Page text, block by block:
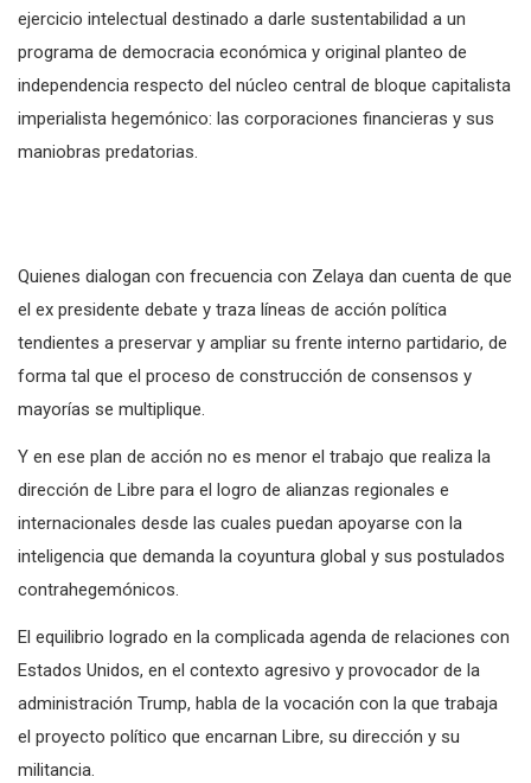
ejercicio intelectual destinado a darle sustentabilidad a un
programa de democracia económica y original planteo de
independencia respecto del núcleo central de bloque capitalista
imperialista hegemónico: las corporaciones financieras y sus
maniobras predatorias.
Quienes dialogan con frecuencia con Zelaya dan cuenta de que
el ex presidente debate y traza líneas de acción política
tendientes a preservar y ampliar su frente interno partidario, de
forma tal que el proceso de construcción de consensos y
mayorías se multiplique.
Y en ese plan de acción no es menor el trabajo que realiza la
dirección de Libre para el logro de alianzas regionales e
internacionales desde las cuales puedan apoyarse con la
inteligencia que demanda la coyuntura global y sus postulados
contrahegemónicos.
El equilibrio logrado en la complicada agenda de relaciones con
Estados Unidos, en el contexto agresivo y provocador de la
administración Trump, habla de la vocación con la que trabaja
el proyecto político que encarnan Libre, su dirección y su
militancia.